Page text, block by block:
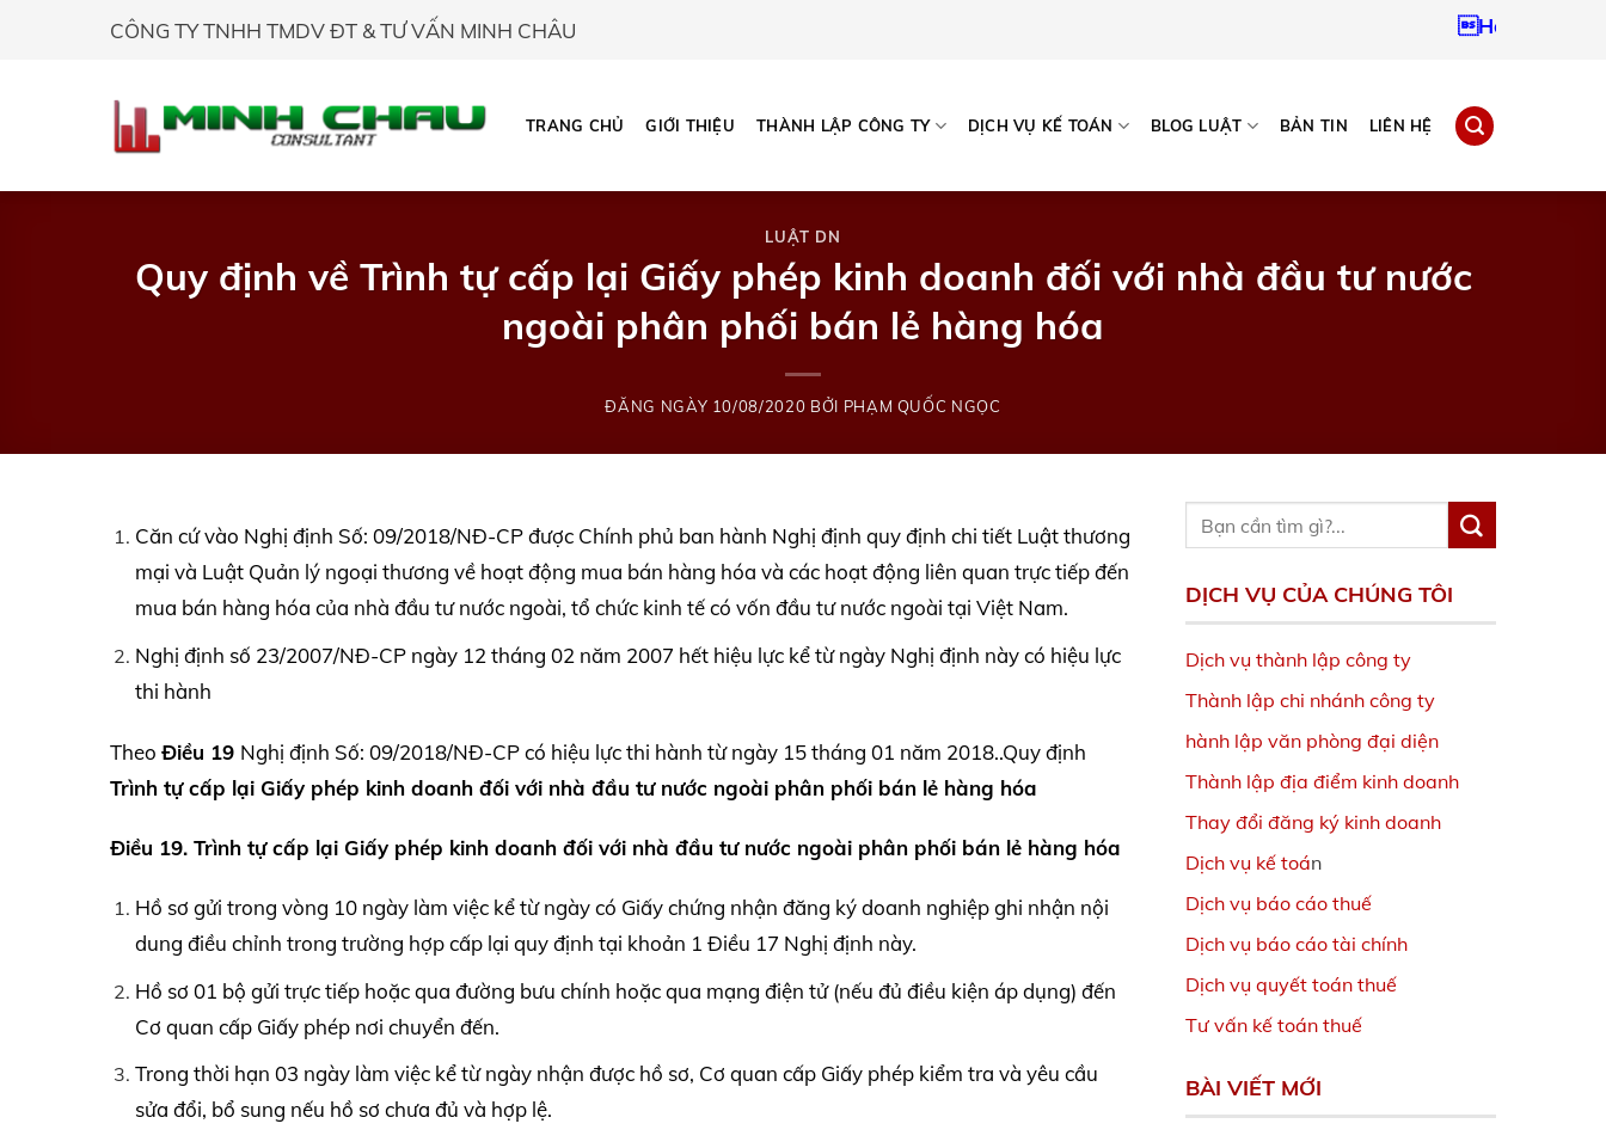
CÔNG TY TNHH TMDV ĐT & TƯ VẤN MINH CHÂU Hotline:
TRANG CHỦ GIỚI THIỆU THÀNH LẬP CÔNG TY DỊCH VỤ KẾ TOÁN BLOG LUẬT BẢN TIN LIÊN HỆ
LUẬT DN
Quy định về Trình tự cấp lại Giấy phép kinh doanh đối với nhà đầu tư nước
ngoài phân phối bán lẻ hàng hóa
ĐĂNG NGÀY 10/08/2020 BỞI PHẠM QUỐC NGỌC
Căn cứ vào Nghị định Số: 09/2018/NĐ-CP được Chính phủ ban hành Nghị định quy định chi tiết Luật thương
mại và Luật Quản lý ngoại thương về hoạt động mua bán hàng hóa và các hoạt động liên quan trực tiếp đến
mua bán hàng hóa của nhà đầu tư nước ngoài, tổ chức kinh tế có vốn đầu tư nước ngoài tại Việt Nam.
Nghị định số 23/2007/NĐ-CP ngày 12 tháng 02 năm 2007 hết hiệu lực kể từ ngày Nghị định này có hiệu lực
thi hành
Theo Điều 19 Nghị định Số: 09/2018/NĐ-CP có hiệu lực thi hành từ ngày 15 tháng 01 năm 2018..Quy định
Trình tự cấp lại Giấy phép kinh doanh đối với nhà đầu tư nước ngoài phân phối bán lẻ hàng hóa
Điều 19. Trình tự cấp lại Giấy phép kinh doanh đối với nhà đầu tư nước ngoài phân phối bán lẻ hàng hóa
Hồ sơ gửi trong vòng 10 ngày làm việc kể từ ngày có Giấy chứng nhận đăng ký doanh nghiệp ghi nhận nội
dung điều chỉnh trong trường hợp cấp lại quy định tại khoản 1 Điều 17 Nghị định này.
Hồ sơ 01 bộ gửi trực tiếp hoặc qua đường bưu chính hoặc qua mạng điện tử (nếu đủ điều kiện áp dụng) đến
Cơ quan cấp Giấy phép nơi chuyển đến.
Trong thời hạn 03 ngày làm việc kể từ ngày nhận được hồ sơ, Cơ quan cấp Giấy phép kiểm tra và yêu cầu
sửa đổi, bổ sung nếu hồ sơ chưa đủ và hợp lệ.
DỊCH VỤ CỦA CHÚNG TÔI
Dịch vụ thành lập công ty
Thành lập chi nhánh công ty
hành lập văn phòng đại diện
Thành lập địa điểm kinh doanh
Thay đổi đăng ký kinh doanh
Dịch vụ kế toán
Dịch vụ báo cáo thuế
Dịch vụ báo cáo tài chính
Dịch vụ quyết toán thuế
Tư vấn kế toán thuế
BÀI VIẾT MỚI